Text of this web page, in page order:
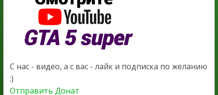
С нас - видео, а с вас - лайк и подписка по желанию
:)
Отправить Донат